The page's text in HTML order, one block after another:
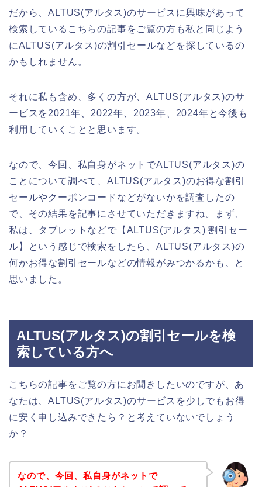
だから、ALTUS(アルタス)のサービスに興味があって
検索しているこちらの記事をご覧の方も私と同じよう
にALTUS(アルタス)の割引セールなどを探しているの
かもしれません。
それに私も含め、多くの方が、ALTUS(アルタス)のサ
ービスを2021年、2022年、2023年、2024年と今後も
利用していくことと思います。
なので、今回、私自身がネットでALTUS(アルタス)の
ことについて調べて、ALTUS(アルタス)のお得な割引
セールやクーポンコードなどがないかを調査したの
で、その結果を記事にさせていただきますね。まず、
私は、タブレットなどで【ALTUS(アルタス) 割引セー
ル】という感じで検索をしたら、ALTUS(アルタス)の
何かお得な割引セールなどの情報がみつかるかも、と
思いました。
ALTUS(アルタス)の割引セールを検
索している方へ
こちらの記事をご覧の方にお聞きしたいのですが、あ
なたは、ALTUS(アルタス)のサービスを少しでもお得
に安く申し込みできたら？と考えていないでしょう
か？
なので、今回、私自身がネットで